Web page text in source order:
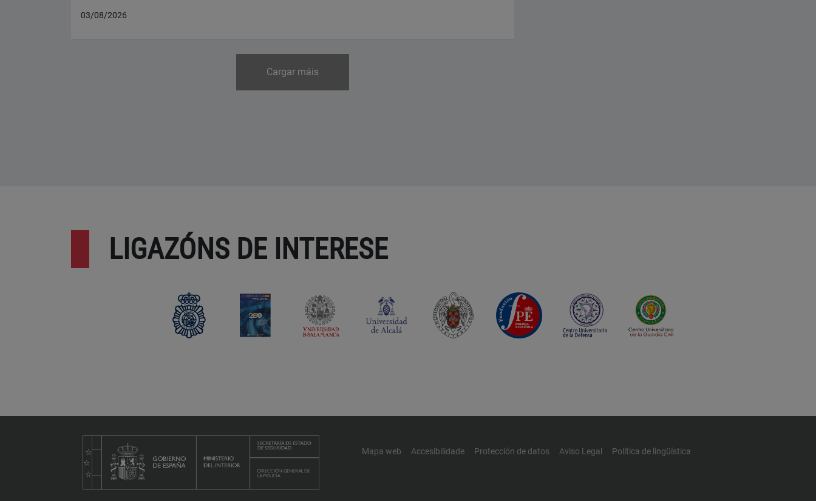
03/08/2026
Cargar máis
LIGAZÓNS DE INTERESE
Mapa web Accesibilidade Protección de datos Aviso Legal Política de lingüística